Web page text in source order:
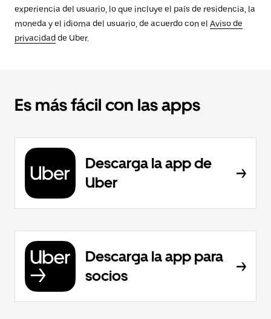
experiencia del usuario, lo que incluye el país de residencia, la
moneda y el idioma del usuario, de acuerdo con el Aviso de
privacidad de Uber.
Es más fácil con las apps
Descarga la app de
Uber
Descarga la app para
socios